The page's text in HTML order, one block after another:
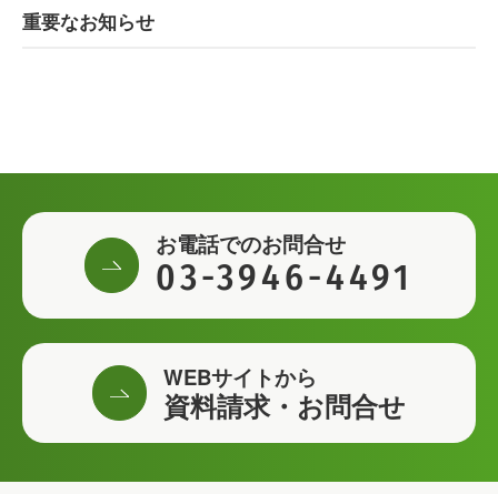
重要なお知らせ
お電話でのお問合せ
03-3946-4491
WEBサイトから
資料請求・お問合せ